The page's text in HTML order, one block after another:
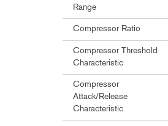
Range
Compressor Ratio
Compressor Threshold
Characteristic
Compressor
Attack/Release
Characteristic